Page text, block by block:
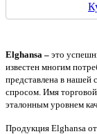
Elghansa – это
известен многим
представлена в нашей
спросом. Имя
эталонным уровнем
Продукция Elghansa о